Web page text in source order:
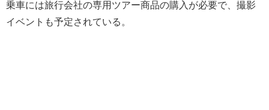
乗車には旅行会社の専用ツアー商品の購入が必要で、撮影
イベントも予定されている。